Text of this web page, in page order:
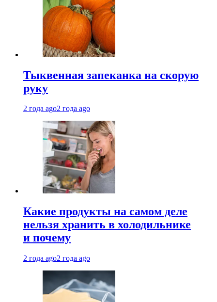
Тыквенная запеканка на скорую
руку
2 года ago2 года ago
Какие продукты на самом деле
нельзя хранить в холодильнике
и почему
2 года ago2 года ago